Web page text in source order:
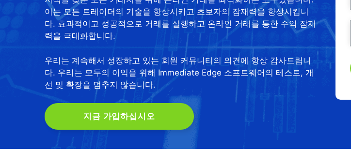
이는 모든 트레이더의 기술을 향상시키고 초보자의 잠재력을 향상시킵니
다. 효과적이고 성공적으로 거래를 실행하고 온라인 거래를 통한 수익 잠재
력을 극대화합니다.
우리는 계속해서 성장하고 있는 회원 커뮤니티의 의견에 항상 감사드립니
다. 우리는 모두의 이익을 위해 Immediate Edge 소프트웨어의 테스트, 개
선 및 확장을 멈추지 않습니다.
지금 가입하십시오